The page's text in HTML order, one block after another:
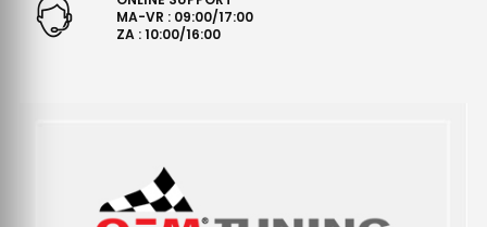
MA-VR : 09:00/17:00
ZA : 10:00/16:00